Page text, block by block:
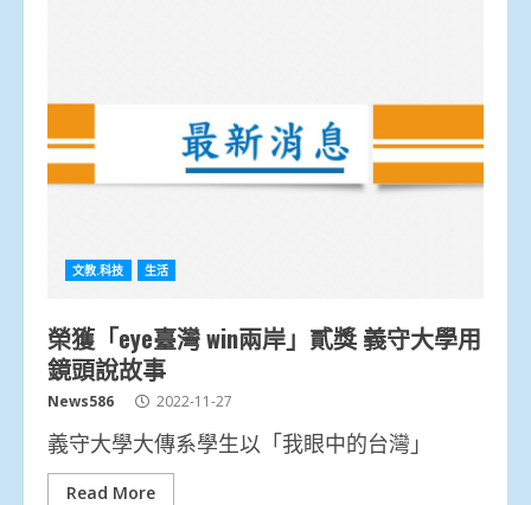
文教.科技 生活
榮獲「eye臺灣 win兩岸」貳獎 義守大學用
鏡頭說故事
News586 2022-11-27
義守大學大傳系學生以「我眼中的台灣」
Read More